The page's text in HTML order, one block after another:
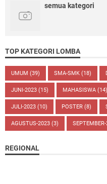
semua kategori
TOP KATEGORI LOMBA
UMUM (39) SMA-SMK (18)
JUNI-2023 (15) MAHASISWA (14)
JULI-2023 (10) POSTER (8)
AGUSTUS-2023 (3)
REGIONAL